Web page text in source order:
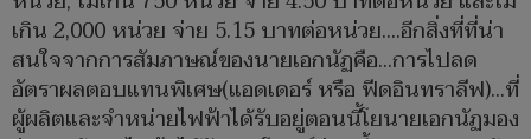
เกิน 2,000 หน่วย จ่าย 5.15 บาทต่อหน่วย....อีกสิ่งที่ที่น่า
สนใจจากการสัมภาษณ์ของนายเอกนัฏคือ...การไปลด
อัตราผลตอบแทนพิเศษ(แอดเดอร์ หรือ ฟีดอินทราลีฟ)...ที่
ผู้ผลิตและจำหน่ายไฟฟ้าได้รับอยู่ตอนนี้โยนายเอกนัฏมอง